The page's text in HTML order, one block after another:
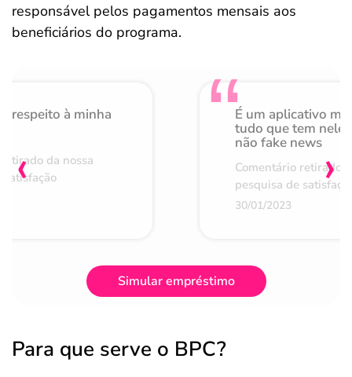
responsável pelos pagamentos mensais aos
beneficiários do programa.
respeito à minha
da nossa
É um aplicativo
tudo que tem nele
não fake news
Comentário retirado
pesquisa de
30/01/2023
‹ ›
Simular empréstimo
Para que serve o BPC?